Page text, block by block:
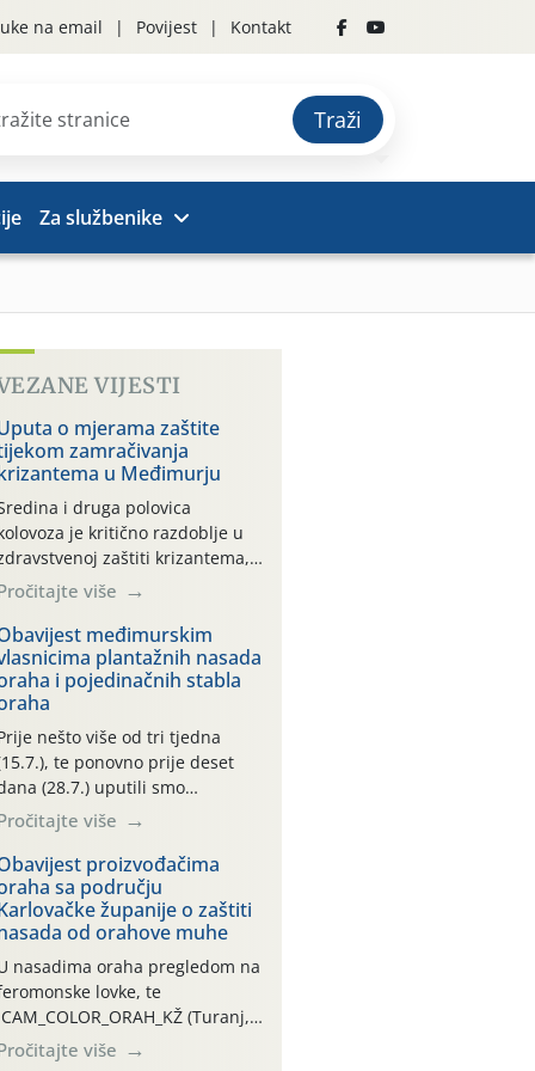
na email Povijest Kontakt
Traži
Za službenike
VIJESTI
o mjerama zaštite
zamračivanja
u Međimurju
i druga polovica
je kritično razdoblje u
zaštiti krizantema,
prije zamračivanja u proteklom
smo mjesecu tri puta upućivali
o preventivnim
zaštite krizantema od
uzročnika bolesti,
i fito-fagnih grinja (23.7.,
06.7.)! Na početku ovog
je zabilježeno je
i ekstremno vruće
razdoblje, uz
temperature […]
više
međimurskim
plantažnih nasada
i pojedinačnih stabla
nešto više od tri tjedna
te ponovno prije deset
(28.7.) uputili smo
vlasnicima plantažnih
nasada oraha i pojedinačnih
o početku leta i
potrebi usmjerenog
orahove muhe
completa)! Već
dana traje drugi
“toplinski udar”, koji
naročito izražen zadnja šest
(31.7.-05.8.), jer najviše
zraka svakodnevno
više
proizvođačima
sa području
županije o zaštiti
od orahove muhe
nasadima oraha pregledom na
lovke, te
CAM_COLOR_ORAH_KŽ (Turanj,
zabilježena je mala
više